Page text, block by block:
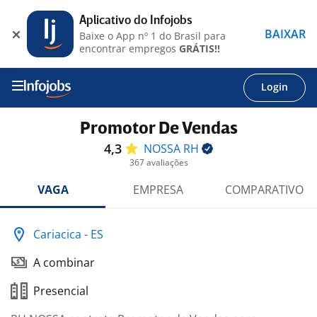
Login
Promotor De Vendas
4,3 NOSSA RH
367 avaliações
VAGA EMPRESA COMPARATIVO
Cariacica - ES
A combinar
Presencial
Aplicativo do Infojobs
Baixe o App nº 1 do Brasil para
encontrar empregos GRÁTIS!!
BAIXAR